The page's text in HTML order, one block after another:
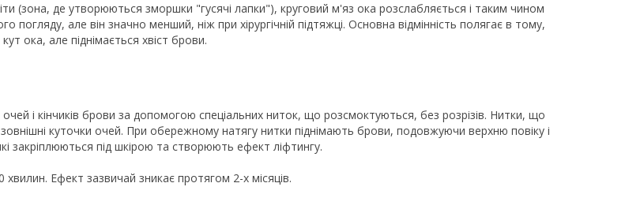
(зона, де утворюються зморшки "гусячі лапки"), круговий м'яз ока розслабляється і таким чином
але він значно менший, ніж при хірургічній підтяжці. Основна відмінність полягає в тому,
ока, але піднімається хвіст брови.
і кінчиків брови за допомогою спеціальних ниток, що розсмоктуються, без розрізів. Нитки, що
куточки очей. При обережному натягу нитки піднімають брови, подовжуючи верхню повіку і
закріплюються під шкірою та створюють ефект ліфтингу.
Ефект зазвичай зникає протягом 2-х місяців.